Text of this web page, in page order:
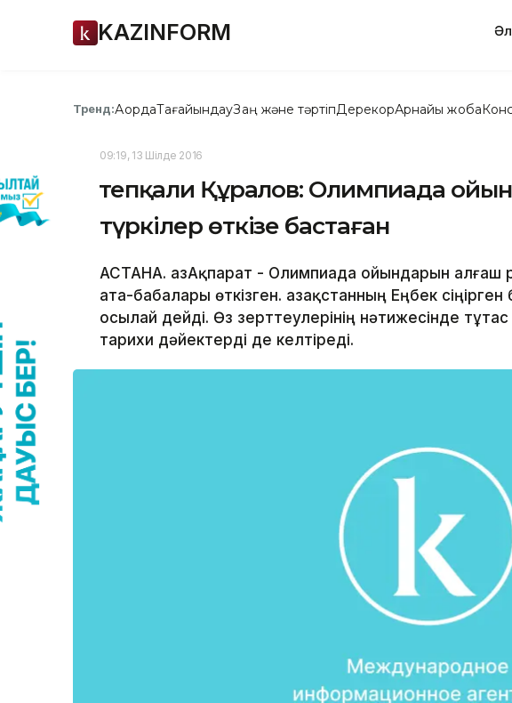
KAZINFORM
Тренд:АқордаТағайындауЗаң және тәртіпДерекқорАрнайы жоба
09:19, 13 Шілде 2016
Өтепқали Құралов: Олимпиада
түркілер өткізе бастаған
АСТАНА. ҚазАқпарат - Олимпиада ойындарын алғаш
ата-бабалары өткізген. Қазақстанның Еңбек сіңірген
осылай дейді. Өз зерттеулерінің нәтижесінде
тарихи дәйектерді де келтіреді.